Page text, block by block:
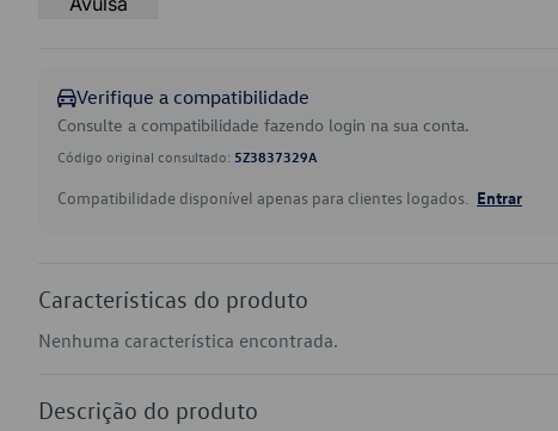
Verifique a compatibilidade
Consulte a compatibilidade fazendo login na sua conta.
Código original consultado: 5Z3837329A
Compatibilidade disponível apenas para clientes logados. Entrar
Características do produto
Nenhuma característica encontrada.
Descrição do produto